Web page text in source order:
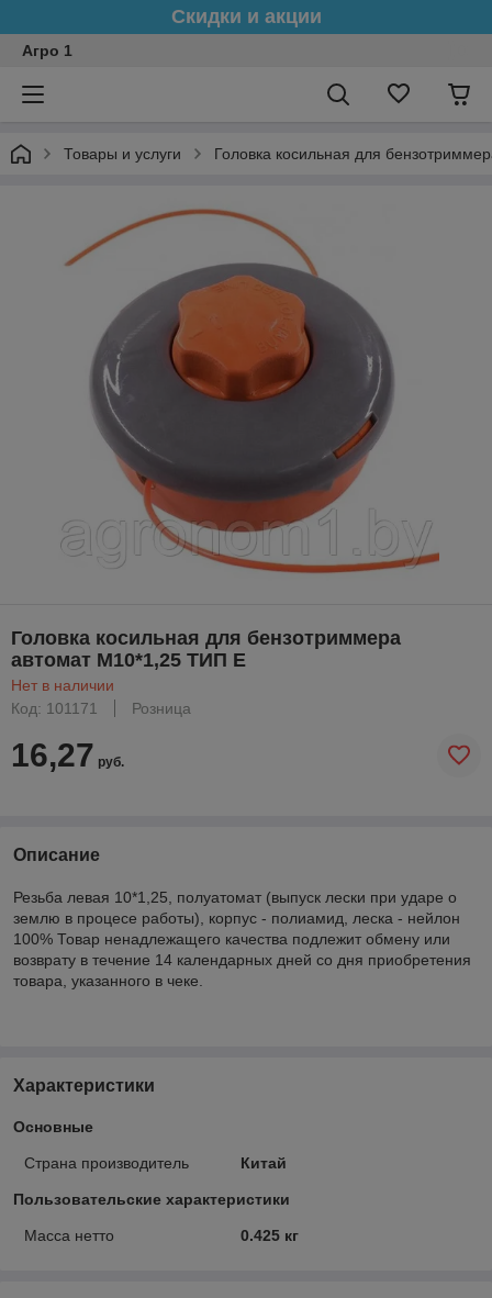
Скидки и акции
Агро 1
Товары и услуги Головка косильная для
Головка косильная для бензотриммера
автомат М10*1,25 ТИП E
Нет в наличии
Код: 101171
Розница
16,27 руб.
Описание
Резьба левая 10*1,25, полуатомат (выпуск лески при ударе о
землю в процесе работы), корпус - полиамид, леска - нейлон
100% Товар ненадлежащего качества подлежит обмену или
возврату в течение 14 календарных дней со дня приобретения
товара, указанного в чеке.
Характеристики
Основные
Страна производитель Китай
Пользовательские характеристики
Масса нетто 0.425 кг